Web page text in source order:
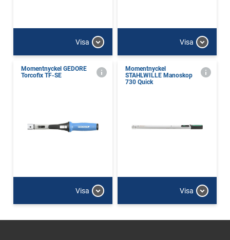
Visa Visa
Momentnyckel GEDORE
Torcofix TF-SE
Visa
Momentnyckel
STAHLWILLE Manoskop
730 Quick
Visa